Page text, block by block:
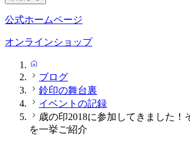
公式ホームページ
オンラインショップ
ブログ
鈴印の舞台裏
イベントの記録
歳の印2018に参加してきました！
を一挙ご紹介